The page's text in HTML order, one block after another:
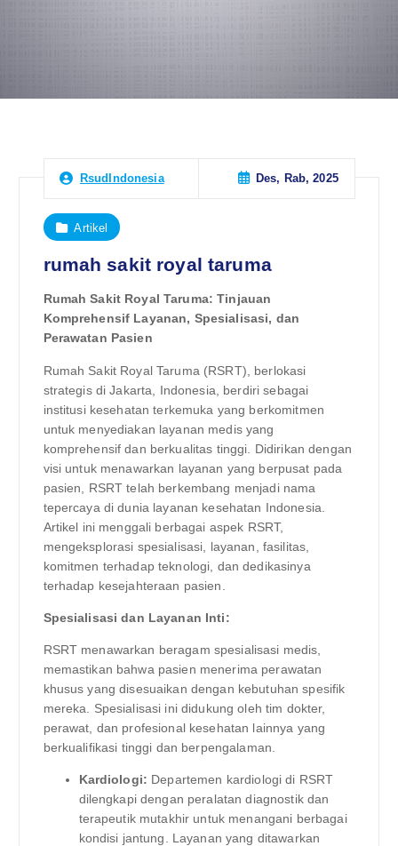
RsudIndonesia Des, Rab, 2025
Artikel
rumah sakit royal taruma
Rumah Sakit Royal Taruma: Tinjauan
Komprehensif Layanan, Spesialisasi, dan
Perawatan Pasien
Rumah Sakit Royal Taruma (RSRT), berlokasi
strategis di Jakarta, Indonesia, berdiri sebagai
institusi kesehatan terkemuka yang berkomitmen
untuk menyediakan layanan medis yang
komprehensif dan berkualitas tinggi. Didirikan dengan
visi untuk menawarkan layanan yang berpusat pada
pasien, RSRT telah berkembang menjadi nama
tepercaya di dunia layanan kesehatan Indonesia.
Artikel ini menggali berbagai aspek RSRT,
mengeksplorasi spesialisasi, layanan, fasilitas,
komitmen terhadap teknologi, dan dedikasinya
terhadap kesejahteraan pasien.
Spesialisasi dan Layanan Inti:
RSRT menawarkan beragam spesialisasi medis,
memastikan bahwa pasien menerima perawatan
khusus yang disesuaikan dengan kebutuhan spesifik
mereka. Spesialisasi ini didukung oleh tim dokter,
perawat, dan profesional kesehatan lainnya yang
berkualifikasi tinggi dan berpengalaman.
Kardiologi: Departemen kardiologi di RSRT
dilengkapi dengan peralatan diagnostik dan
terapeutik mutakhir untuk menangani berbagai
kondisi jantung. Layanan yang ditawarkan